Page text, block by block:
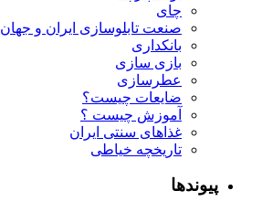
چای
صنعت تابلوسازی ایران و جهان
بانکداری
بازی سازی
عطرسازی
ضایعات چیست؟
آموزش چیست ؟
غذاهای سنتی ایران
تاریخچه خیاطی
پیوندها